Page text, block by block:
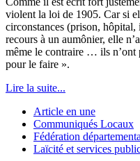
violent la loi de 1905. Car si
circonstances (prison,
recours à un aumônier, elle
même le contraire … ils n’ont
pour le faire ».
Lire la suite...
Article en une
Communiqués Locaux
Fédération
Laïcité et services